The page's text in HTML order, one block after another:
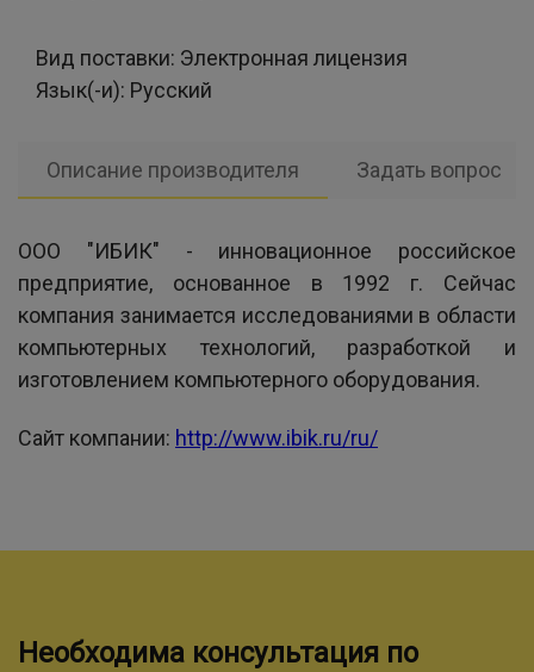
Вид поставки: Электронная лицензия
Язык(-и): Русский
Описание производителя Задать вопрос
ООО "ИБИК" - инновационное российское
предприятие, основанное в 1992 г. Сейчас
компания занимается исследованиями в области
компьютерных технологий, разработкой и
изготовлением компьютерного оборудования.
Сайт компании: http://www.ibik.ru/ru/
Необходима консультация по